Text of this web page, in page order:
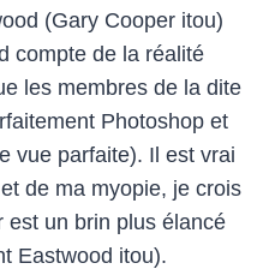
(Gary Cooper itou)
compte de la réalité
les membres de la dite
Photoshop et
vue parfaite). Il est vrai
de ma myopie, je crois
est un brin plus élancé
Eastwood itou).